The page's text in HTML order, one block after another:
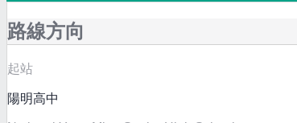
路線方向
起站
陽明高中